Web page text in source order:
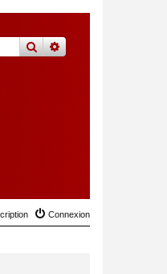
rechercher
recherche
Connexion